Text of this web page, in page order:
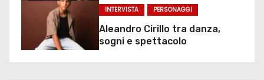
INTERVISTA PERSONAGGI
Aleandro Cirillo tra danza,
sogni e spettacolo